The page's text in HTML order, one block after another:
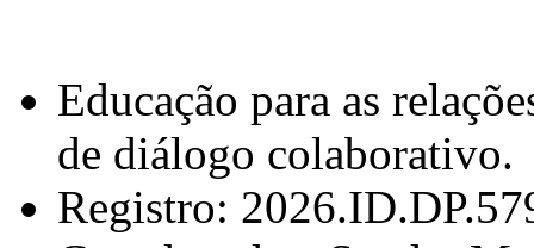
Educação para as
de diálogo colaborativo.
Registro: